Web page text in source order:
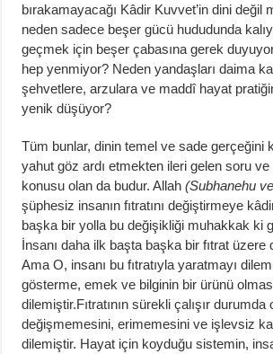
bırakamayacağı Kâdir Kuvvet’in dini değil
neden sadece beşer gücü hududunda
geçmek için beşer çabasına gerek
hep yenmiyor? Neden yandaşları daima
şehvetlere, arzulara ve maddî hayat
yenik düşüyor?
Tüm bunlar, dinin temel ve sade gerçeğini
yahut göz ardı etmekten ileri gelen soru ve
konusu olan da budur. Allah(Subhanehu
şüphesiz insanın fıtratını değiştirmeye
başka bir yolla bu değişikliği muhakkak ki
İnsanı daha ilk başta başka bir fıtrat üzere
Ama O, insanı bu fıtratıyla yaratmayı
gösterme, emek ve bilginin bir ürünü
dilemiştir.Fıtratının sürekli çalışır durumda
değişmemesini, erimemesini ve işlevsiz
dilemiştir. Hayat için koyduğu sistemin,